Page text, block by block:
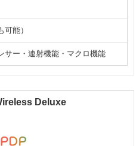
可能）
サー・連射機能・マクロ機能
Deluxe